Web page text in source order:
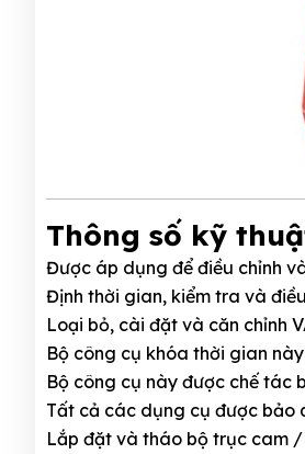
Thông số kỹ
Được áp dụng để điều chỉnh
Định thời gian, kiểm tra và
Loại bỏ, cài đặt và căn chỉnh
Bộ công cụ khóa thời gian
Bộ công cụ này được chế tác
Tất cả các dụng cụ được bảo
Lắp đặt và tháo bộ trục cam